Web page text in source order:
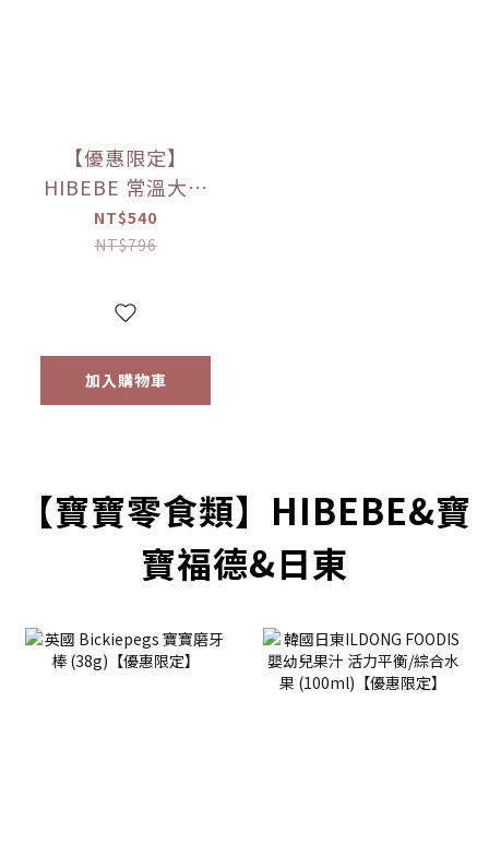
【優惠限定】
HIBEBE 常溫大寶
寶粥系列 雙花豬肉
粥/蓮藕雞肉粥/栗子
(四包入/組)（9個月
NT$540
NT$796
加入購物車
【寶寶零食類】HIBEBE&寶
寶福德&日東